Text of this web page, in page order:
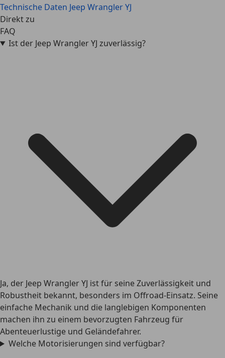
Technische Daten Jeep Wrangler YJ
Direkt zu
FAQ
Ist der Jeep Wrangler YJ zuverlässig?
Ja, der Jeep Wrangler YJ ist für seine Zuverlässigkeit und
Robustheit bekannt, besonders im Offroad-Einsatz. Seine
einfache Mechanik und die langlebigen Komponenten
machen ihn zu einem bevorzugten Fahrzeug für
Abenteuerlustige und Geländefahrer.
Welche Motorisierungen sind verfügbar?